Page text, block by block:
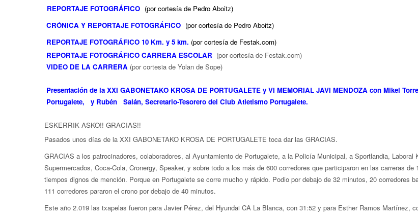
REPORTAJE FOTOGRÁFICO (por cortesía de Pedro Aboitz)
CRÓNICA Y REPORTAJE FOTOGRÁFICO (por cortesía de Pedro Aboitz)
REPORTAJE FOTOGRÁFICO 10 Km. y 5 km. (por cortesía de Festak.com)
REPORTAJE FOTOGRÁFICO CARRERA ESCOLAR (por cortesía de Festak.com)
VIDEO DE LA CARRERA (por cortesia de Yolan de Sope)
Presentación de la XXI GABONETAKO KROSA DE PORTUGALETE y VI MEMORIAL JAVI MENDOZA con Mikel
Portugalete, y Rubén Salán, Secretario-Tesorero del Club Atletismo Portugalete.
ESKERRIK ASKO!! GRACIAS!!
Pasados unos días de la XXI GABONETAKO KROSA DE PORTUGALETE toca dar las GRACIAS.
GRACIAS a los patrocinadores, colaboradores, al Ayuntamiento de Portugalete, a la Policía Municipal, a Sportlandia, Laboral
Supermercados, Coca-Cola, Cronergy, Speaker, y sobre todo a los más de 600 corredores que participaron en las carreras
tiempos dignos de mención. Porque en Portugalete se corre mucho y rápido. Podio por debajo de 32 minutos, 20 corredores
111 corredores pararon el crono por debajo de 40 minutos.
Este año 2.019 las txapelas fueron para Javier Pérez, del Hyundai CA La Blanca, con 31:52 y para Esther Ramos Martínez,